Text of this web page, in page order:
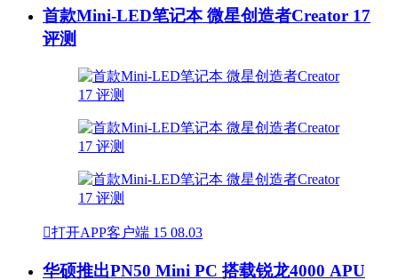
首款Mini-LED笔记本 微星创造者Creator 17
评测
打开APP客户端 15 08.03
华硕推出PN50 Mini PC 搭载锐龙4000 APU